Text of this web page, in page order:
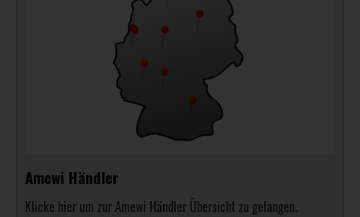
Amewi Händler
Klicke hier um zur Amewi Händler Übersicht zu gelangen.